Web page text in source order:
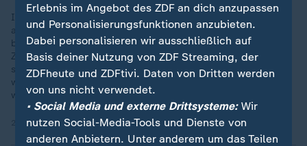
In diesem Fall konnten wir bestimmte Schneebilder unter
anderem mit einer Software als Fakes entlarven. Klingt
beruhigend, ist es aber nur bedingt, so Jan Schneider vom
ZDFheuteCheck. Denn solche Tools sind keine Garantie: Sie
stufen hin und wieder auch KI-Bilder als echt ein – vor allem,
wenn die Bilder gut gemacht sind oder nachbearbeitet
wurden.
25.01.2026 | 1:32 min
Erlebnis im Angebot des ZDF an dich anzupassen
und Personalisierungsfunktionen anzubieten.
Dabei personalisieren wir ausschließlich auf
Basis deiner Nutzung von ZDF Streaming, der
ZDFheute und ZDFtivi. Daten von Dritten werden
von uns nicht verwendet.
• Social Media und externe Drittsysteme:Wir
nutzen Social-Media-Tools und Dienste von
anderen Anbietern. Unter anderem um das Teilen